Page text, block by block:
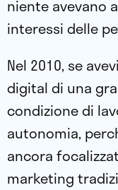
niente avevano
interessi delle
Nel 2010, se
digital di una
condizione di
autonomia,
ancora
marketing